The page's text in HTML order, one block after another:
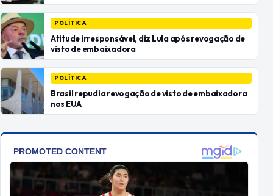
POLÍTICA
Atitude irresponsável, diz Lula após revogação de
visto de embaixadora
POLÍTICA
Brasil repudia revogação de visto de embaixadora
nos EUA